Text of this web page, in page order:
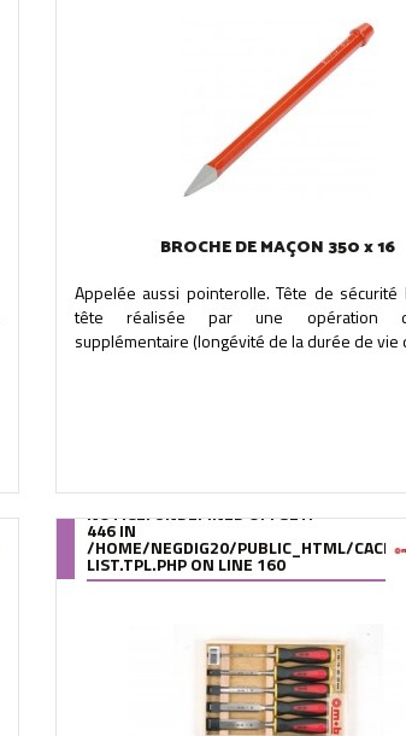
BROCHE DE MAÇON 350 x 16
Appelée aussi pointerolle. Tête de sécurité
tête réalisée par une opération
supplémentaire (longévité de la durée de vie
95/39/DE/
NOTICE: UNDEFINED OFFSET:
446 IN
/HOME/NEGDIG20/PUBLIC_HTML/
LIST.TPL.PHPON LINE 160